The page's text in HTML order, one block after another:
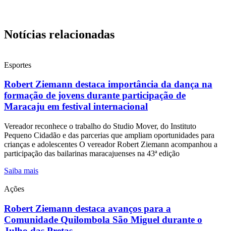
Notícias relacionadas
Esportes
Robert Ziemann destaca importância da dança na
formação de jovens durante participação de
Maracaju em festival internacional
Vereador reconhece o trabalho do Studio Mover, do Instituto
Pequeno Cidadão e das parcerias que ampliam oportunidades para
crianças e adolescentes O vereador Robert Ziemann acompanhou a
participação das bailarinas maracajuenses na 43ª edição
Saiba mais
Ações
Robert Ziemann destaca avanços para a
Comunidade Quilombola São Miguel durante o